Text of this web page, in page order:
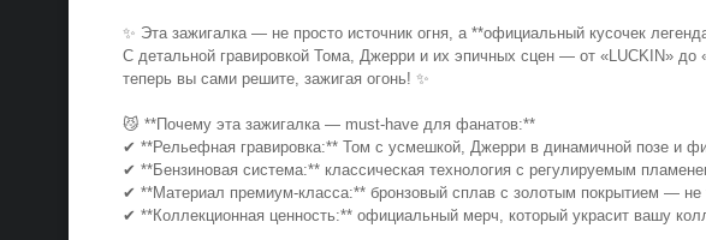
✨ Эта зажигалка — не просто источник огня, а **официальный кусочек
С детальной гравировкой Тома, Джерри и их эпичных сцен — от «LUCKIN»
теперь вы сами решите, зажигая огонь! ✨
😼 **Почему эта зажигалка — must-have для фанатов:**
✔ **Рельефная гравировка:** Том с усмешкой, Джерри в динамичной позе и
✔ **Бензиновая система:** классическая технология с регулируемым
✔ **Материал премиум-класса:** бронзовый сплав с золотым покрытием —
✔ **Коллекционная ценность:** официальный мерч, который украсит вашу